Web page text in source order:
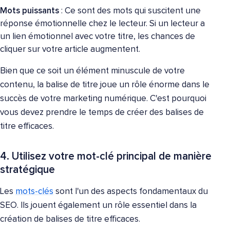
Mots puissants : Ce sont des mots qui suscitent une
réponse émotionnelle chez le lecteur. Si un lecteur a
un lien émotionnel avec votre titre, les chances de
cliquer sur votre article augmentent.
Bien que ce soit un élément minuscule de votre
contenu, la balise de titre joue un rôle énorme dans le
succès de votre marketing numérique. C'est pourquoi
vous devez prendre le temps de créer des balises de
titre efficaces.
4. Utilisez votre mot-clé principal de manière
stratégique
Les mots-clés sont l'un des aspects fondamentaux du
SEO. Ils jouent également un rôle essentiel dans la
création de balises de titre efficaces.